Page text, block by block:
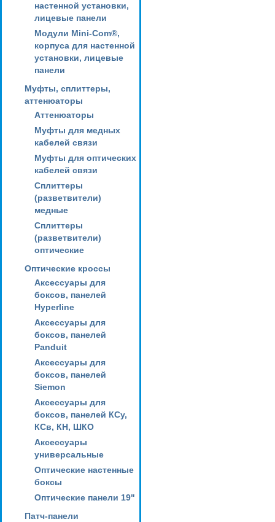
настенной установки,
лицевые панели
Модули Mini-Com®,
корпуса для настенной
установки, лицевые
панели
Муфты, сплиттеры,
аттенюаторы
Аттенюаторы
Муфты для медных
кабелей связи
Муфты для оптических
кабелей связи
Сплиттеры
(разветвители)
медные
Сплиттеры
(разветвители)
оптические
Оптические кроссы
Аксессуары для
боксов, панелей
Hyperline
Аксессуары для
боксов, панелей
Panduit
Аксессуары для
боксов, панелей
Siemon
Аксессуары для
боксов, панелей КСу,
КСв, КН, ШКО
Аксессуары
универсальные
Оптические настенные
боксы
Оптические панели 19"
Патч-панели